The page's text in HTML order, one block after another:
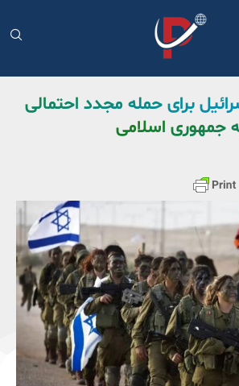
برای حمله مجدد احتمالی
جمهوری اسلامی